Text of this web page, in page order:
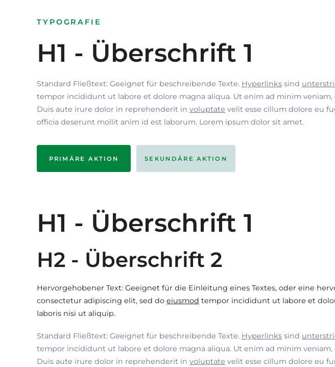
TYPOGRAFIE
H1 - Überschrift 1
Standard Fließtext: Geeignet für beschreibende Texte. Hyperlinks sind
tempor incididunt ut labore et dolore magna aliqua. Ut enim ad minim
Duis aute irure dolor in reprehenderit in voluptate velit esse cillum dolore eu
officia deserunt mollit anim id est laborum. Lorem ipsum dolor sit amet.
PRIMÄRE AKTION SEKUNDÄRE AKTION
H1 - Überschrift 1
H2 - Überschrift 2
Hervorgehobener Text: Geeignet für die Einleitung eines Textes, oder eine
consectetur adipiscing elit, sed do eiusmod tempor incididunt ut labore et
laboris nisi ut aliquip.
Standard Fließtext: Geeignet für beschreibende Texte. Hyperlinks sind
tempor incididunt ut labore et dolore magna aliqua. Ut enim ad minim
Duis aute irure dolor in reprehenderit in voluptate velit esse cillum dolore eu